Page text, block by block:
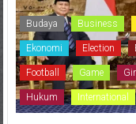
Budaya Business
Ekonomi Election
Football Game Girl
Hukum International